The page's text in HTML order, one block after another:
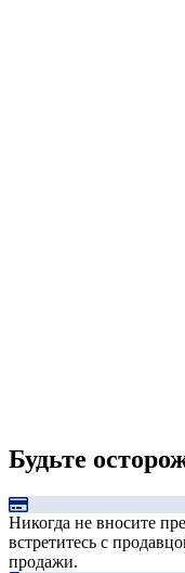
Будьте
Никогда не вносите
встретитесь с
продажи.